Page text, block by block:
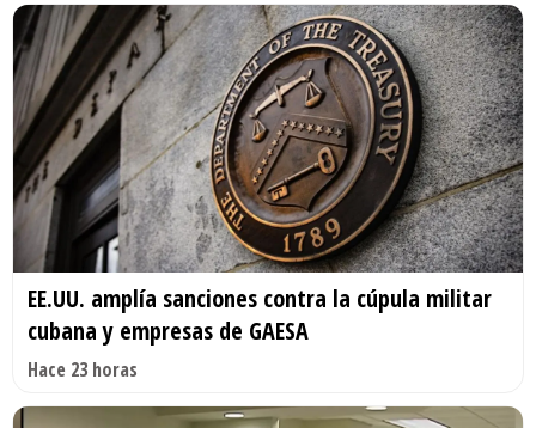
EE.UU. amplía sanciones contra la cúpula militar
cubana y empresas de GAESA
Hace 23 horas